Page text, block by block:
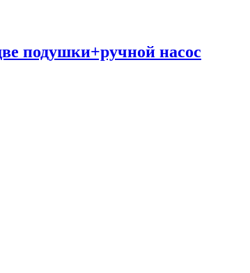
подушки+ручной насос